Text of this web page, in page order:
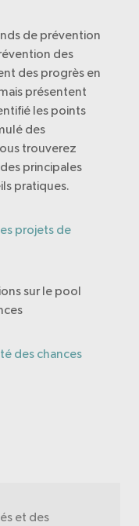
de prévention
des
des progrès en
présentent
les points
des
trouverez
principales
pratiques.
projets de
sur le pool
des chances
et des